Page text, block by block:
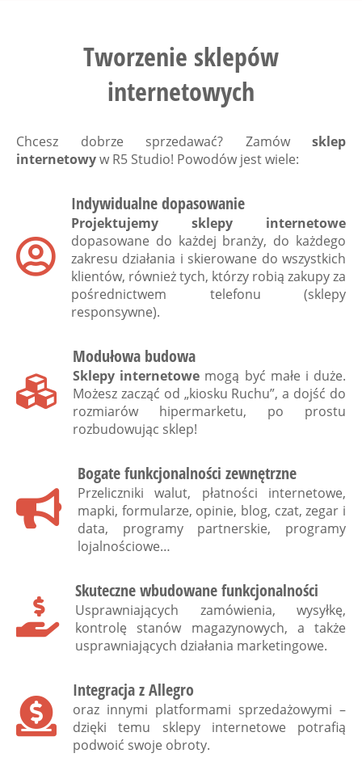
Tworzenie sklepów
internetowych
Chcesz dobrze sprzedawać? Zamów sklep
internetowyw R5 Studio! Powodów jest wiele:
Indywidualne dopasowanie
Projektujemy sklepy internetowe
dopasowane do każdej branży, do każdego
zakresu działania i skierowane do wszystkich
klientów, również tych, którzy robią zakupy za
pośrednictwem telefonu (sklepy
responsywne).
Modułowa budowa
Sklepy internetowe mogą być małe i duże.
Możesz zacząć od „kiosku Ruchu”, a dojść do
rozmiarów hipermarketu, po prostu
rozbudowując sklep!
Bogate funkcjonalności zewnętrzne
Przeliczniki walut, płatności internetowe,
mapki, formularze, opinie, blog, czat, zegar i
data, programy partnerskie, programy
lojalnościowe…
Skuteczne wbudowane funkcjonalności
Usprawniających zamówienia, wysyłkę,
kontrolę stanów magazynowych, a także
usprawniających działania marketingowe.
Integracja z Allegro
oraz innymi platformami sprzedażowymi –
dzięki temu sklepy internetowe potrafią
podwoić swoje obroty.